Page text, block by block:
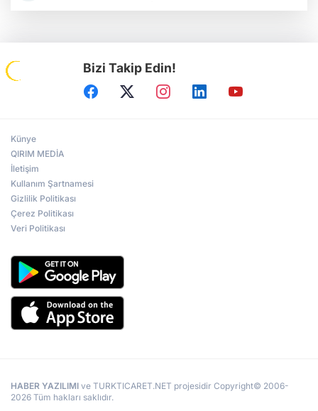
Bizi Takip Edin!
Künye
QIRIM MEDİA
İletişim
Kullanım Şartnamesi
Gizlilik Politikası
Çerez Politikası
Veri Politikası
HABER YAZILIMI ve TURKTICARET.NET projesidir Copyright© 2006-
2026 Tüm hakları saklıdır.